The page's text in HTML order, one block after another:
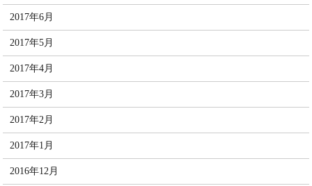
2017年6月
2017年5月
2017年4月
2017年3月
2017年2月
2017年1月
2016年12月